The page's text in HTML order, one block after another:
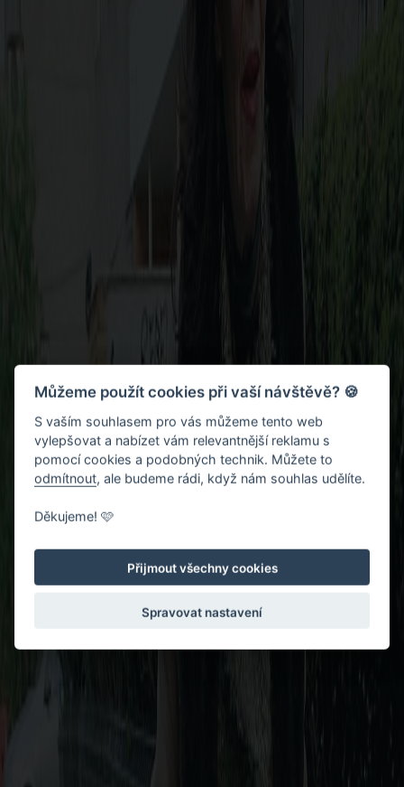
Můžeme použít cookies při vaší návštěvě? 🍪
S vaším souhlasem pro vás můžeme tento web
vylepšovat a nabízet vám relevantnější reklamu s
pomocí cookies a podobných technik. Můžete to
odmítnout , ale budeme rádi, když nám souhlas udělíte.
Děkujeme! 🩷
Přijmout všechny cookies
Spravovat nastavení